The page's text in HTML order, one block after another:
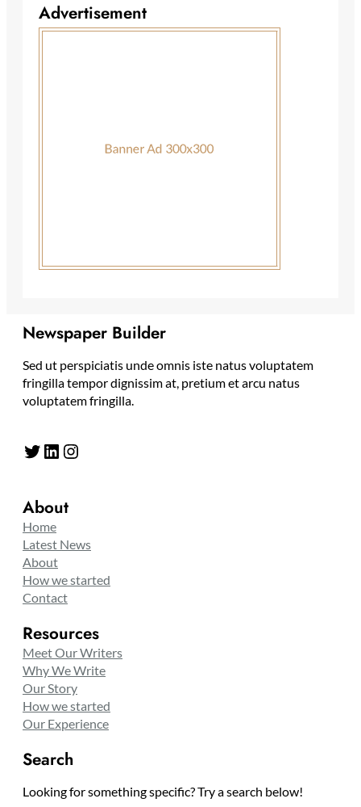
Advertisement
Newspaper Builder
Sed ut perspiciatis unde omnis iste natus voluptatem
fringilla tempor dignissim at, pretium et arcu natus
voluptatem fringilla.
Twitter LinkedIn Instagram
About
Home
Latest News
About
How we started
Contact
Resources
Meet Our Writers
Why We Write
Our Story
How we started
Our Experience
Search
Looking for something specific? Try a search below!